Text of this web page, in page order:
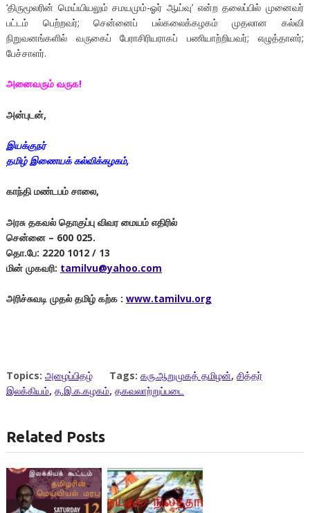
‘திருமூலரின் மெய்யியலும் சமயமும்-ஓர் ஆய்வு’ என்ற தலைப்பில் முனைவர்
பட்டம் பெற்றவர்; சென்னைப் பல்கலைக்கழகம் முதலான கல்வி
நிறுவனங்களில் வருகைப் பேராசிரியராகப் பணியாற்றியவர்; எழுத்தாளர்;
பேச்சாளர்.
அனைவரும் வருக!
அன்புடன்,
இயக்குநர்
தமிழ் இணையக் கல்விக்கழகம்,
காந்தி மண்டபம் சாலை,
அரசு தகவல் தொகுப்பு விவர மையம் எதிரில்
சென்னை – 600 025.
தொ.பே: 2220 1012 / 13
மின் முகவரி: tamilvu@yahoo.com
அரிச்சுவடி முதல் தமிழ் கற்க : www.tamilvu.org
Topics: அழைப்பிதழ் Tags: கரு.ஆறுமுகத் தமிழன், சித்தர்
இலக்கியம், த.இ.க.கழகம், தகவலாற்றுப்படை
Related Posts